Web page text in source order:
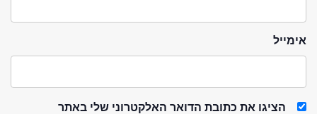
אימייל
הציגו את כתובת הדואר האלקטרוני שלי באתר